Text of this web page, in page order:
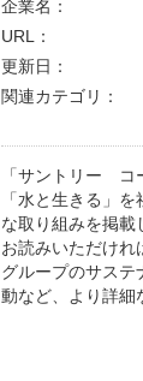
企業名：
URL：
更新日：
関連カテゴリ：
「サントリー コ
「水と生きる」
な取り組みを掲載
お読みいただけれ
グループのサステ
動など、より詳細